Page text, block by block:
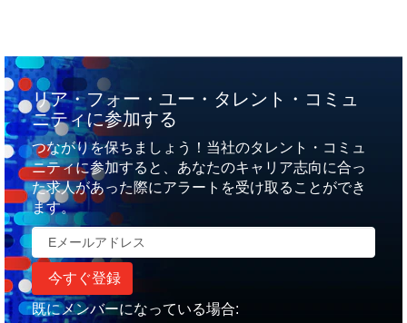
リア・フォー・ユー・タレント・コミュ
ニティに参加する
つながりを保ちましょう！当社のタレント・コミュ
ニティに参加すると、あなたのキャリア志向に合っ
た求人があった際にアラートを受け取ることができ
ます。
既にメンバーになっている場合: